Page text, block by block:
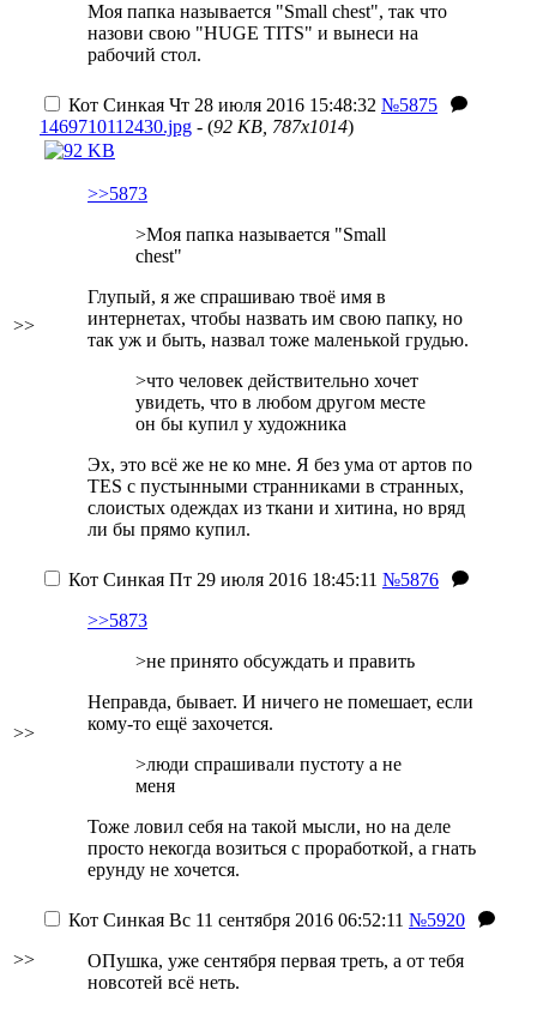
Моя папка называется "Small chest", так что
назови свою "HUGE TITS" и вынеси на
рабочий стол.
>>
Кот Синкая Чт 28 июля 2016 15:48:32 №5875
1469710112430.jpg - (92 KB, 787x1014)
>>5873
>Моя папка называется "Small
chest"
Глупый, я же спрашиваю твоё имя в
интернетах, чтобы назвать им свою папку, но
так уж и быть, назвал тоже маленькой грудью.
>что человек действительно хочет
увидеть, что в любом другом месте
он бы купил у художника
Эх, это всё же не ко мне. Я без ума от артов по
TES с пустынными странниками в странных,
слоистых одеждах из ткани и хитина, но вряд
ли бы прямо купил.
>>
Кот Синкая Пт 29 июля 2016 18:45:11 №5876
>>5873
>не принято обсуждать и править
Неправда, бывает. И ничего не помешает, если
кому-то ещё захочется.
>люди спрашивали пустоту а не
меня
Тоже ловил себя на такой мысли, но на деле
просто некогда возиться с проработкой, а гнать
ерунду не хочется.
>>
Кот Синкая Вс 11 сентября 2016 06:52:11 №5920
ОПушка, уже сентября первая треть, а от тебя
новсотей всё неть.